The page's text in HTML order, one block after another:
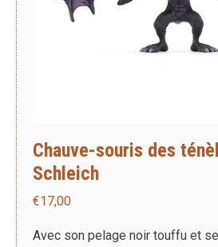
Chauve-souris des
Schleich
€17,00
Avec son pelage noir touffu et